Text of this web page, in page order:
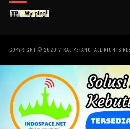
COPYRIGHT © 2020 VIRAL PETANG. ALL RIGHTS